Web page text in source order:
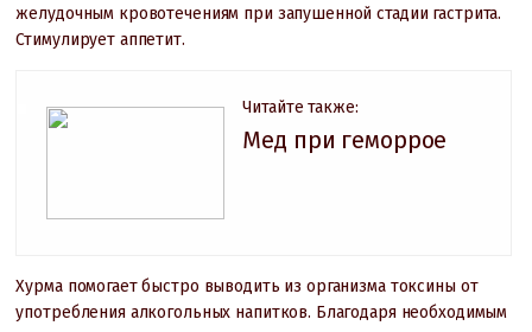
желудочным кровотечениям при запушенной стадии гастрита.
Стимулирует аппетит.
Читайте также:
Мед при геморрое
Хурма помогает быстро выводить из организма токсины от
употребления алкогольных напитков. Благодаря необходимым